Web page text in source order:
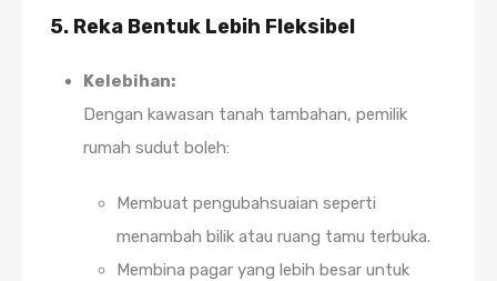
5. Reka Bentuk Lebih Fleksibel
Kelebihan:
Dengan kawasan tanah tambahan, pemilik
rumah sudut boleh:
Membuat pengubahsuaian seperti
menambah bilik atau ruang tamu terbuka.
Membina pagar yang lebih besar untuk